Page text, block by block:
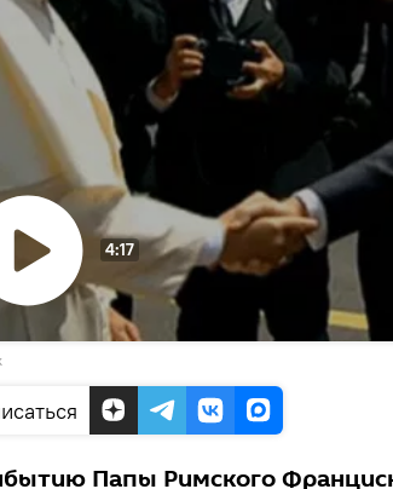
Воспроизвести
4:17
Папы Римского